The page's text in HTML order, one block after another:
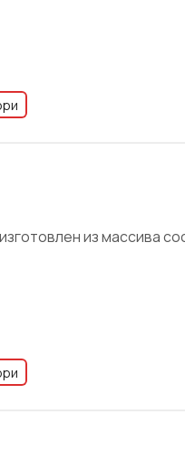
из массива